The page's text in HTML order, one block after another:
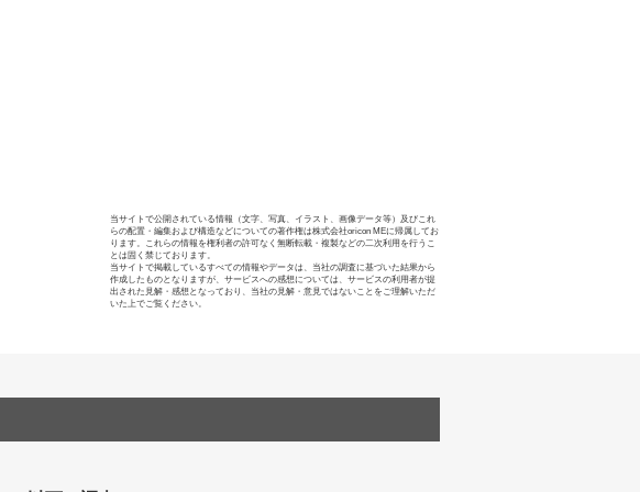
当サイトで公開されている情報（文字、写真、イラスト、画像データ等）及びこれ
らの配置・編集および構造などについての著作権は株式会社oricon MEに帰属してお
ります。これらの情報を権利者の許可なく無断転載・複製などの二次利用を行うこ
とは固く禁じております。
当サイトで掲載しているすべての情報やデータは、当社の調査に基づいた結果から
作成したものとなりますが、サービスへの感想については、サービスの利用者が提
出された見解・感想となっており、当社の見解・意見ではないことをご理解いただ
いた上でご覧ください。